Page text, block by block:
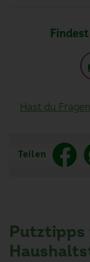
Hast du
Teilen